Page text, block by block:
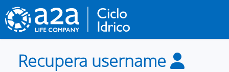
al
contenuto
Recupera username